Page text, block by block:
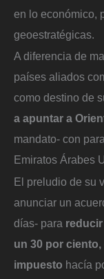
en lo económico,
geoestratégicas.
A diferencia de
países aliados
como destino de
a apuntar a
mandato- con
Emiratos Árabes
El preludio de su
anunciar un
días- para
un 30 por
impuesto hacía